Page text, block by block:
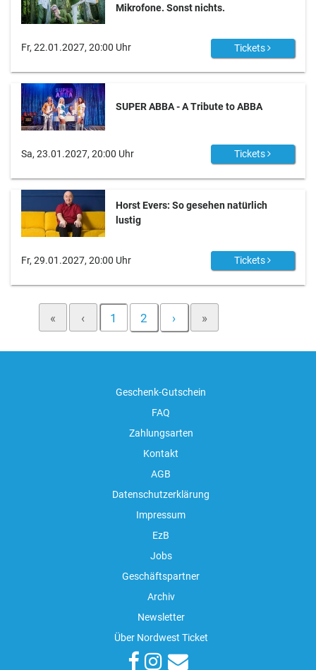
Mikrofone. Sonst nichts.
Fr, 22.01.2027, 20:00 Uhr Tickets
SUPER ABBA - A Tribute to ABBA
Sa, 23.01.2027, 20:00 Uhr Tickets
Horst Evers: So gesehen natürlich
lustig
Fr, 29.01.2027, 20:00 Uhr Tickets
« ‹ 1 2 › »
Geschenk-Gutschein
FAQ
Zahlungsarten
Kontakt
AGB
Datenschutzerklärung
Impressum
EzB
Jobs
Geschäftspartner
Archiv
Newsletter
Über Nordwest Ticket